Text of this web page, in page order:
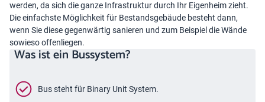
werden, da sich die ganze Infrastruktur durch Ihr Eigenheim zieht.
Die einfachste Möglichkeit für Bestandsgebäude besteht dann,
wenn Sie diese gegenwärtig sanieren und zum Beispiel die Wände
sowieso offenliegen.
Was ist ein Bussystem?
Bus steht für Binary Unit System.